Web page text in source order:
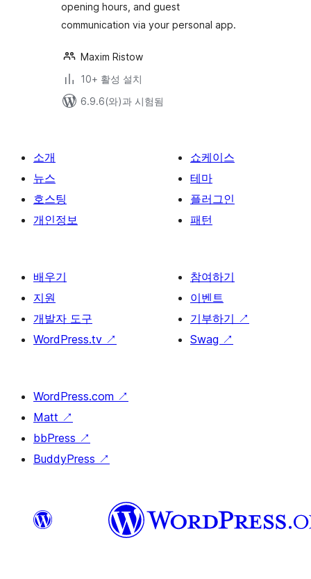
opening hours, and guest
communication via your personal app.
Maxim Ristow
10+ 활성 설치
6.9.6(와)과 시험됨
소개
뉴스
호스팅
개인정보
쇼케이스
테마
플러그인
패턴
배우기
지원
개발자 도구
WordPress.tv ↗
참여하기
이벤트
기부하기 ↗
Swag ↗
WordPress.com ↗
Matt ↗
bbPress ↗
BuddyPress ↗